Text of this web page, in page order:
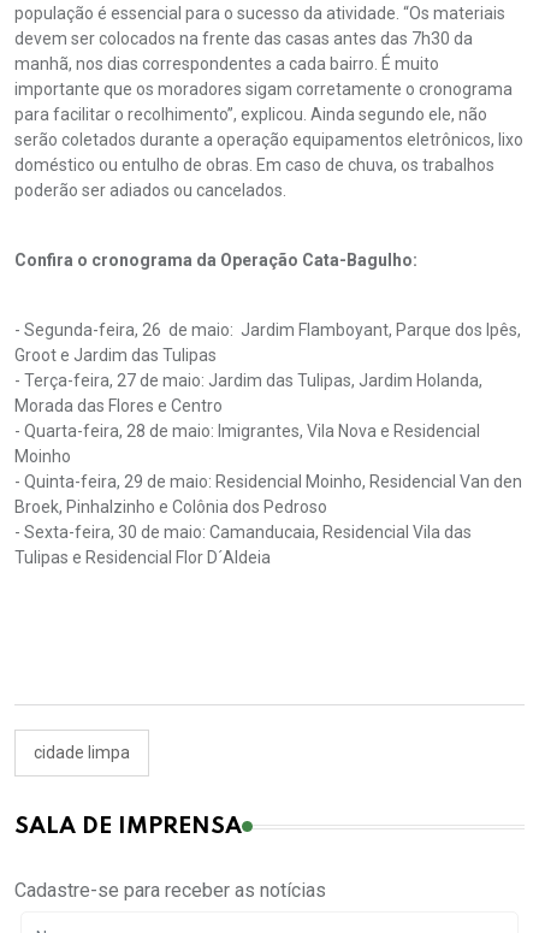
população é essencial para o sucesso da atividade. “Os materiais
devem ser colocados na frente das casas antes das 7h30 da
manhã, nos dias correspondentes a cada bairro. É muito
importante que os moradores sigam corretamente o cronograma
para facilitar o recolhimento”, explicou. Ainda segundo ele, não
serão coletados durante a operação equipamentos eletrônicos, lixo
doméstico ou entulho de obras. Em caso de chuva, os trabalhos
poderão ser adiados ou cancelados.
Confira o cronograma da Operação Cata-Bagulho:
- Segunda-feira, 26 de maio: Jardim Flamboyant, Parque dos Ipês,
Groot e Jardim das Tulipas
- Terça-feira, 27 de maio: Jardim das Tulipas, Jardim Holanda,
Morada das Flores e Centro
- Quarta-feira, 28 de maio: Imigrantes, Vila Nova e Residencial
Moinho
- Quinta-feira, 29 de maio: Residencial Moinho, Residencial Van den
Broek, Pinhalzinho e Colônia dos Pedroso
- Sexta-feira, 30 de maio: Camanducaia, Residencial Vila das
Tulipas e Residencial Flor D´Aldeia
cidade limpa
SALA DE IMPRENSA
Cadastre-se para receber as notícias